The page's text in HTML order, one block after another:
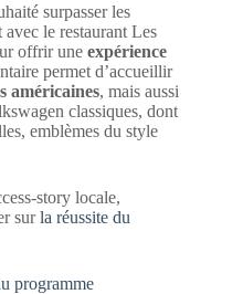
surpasser les
avec le restaurant Les
offrir une expérience
permet d’accueillir
américaines, mais aussi
classiques, dont
emblèmes du style
story locale,
surla réussite du
programme